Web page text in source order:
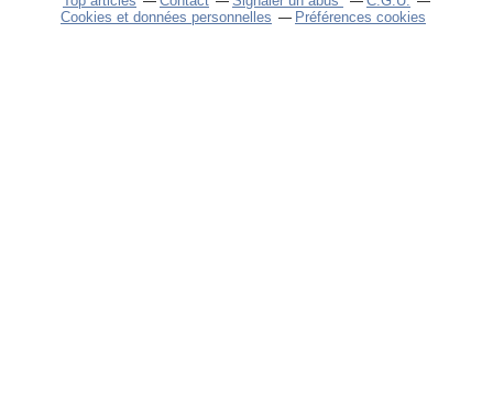
Cookies et données personnelles
Préférences cookies